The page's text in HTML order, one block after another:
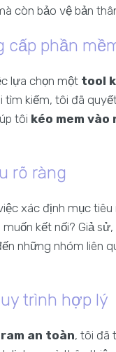
còn bảo vệ bản
cấp phần
lựa chọn một tool
tìm kiếm, tôi đã
tôi kéo mem vào
rõ ràng
xác định mục tiêu
kết nối? Giả
những nhóm liên
trình hợp lý
an toàn, tôi đã